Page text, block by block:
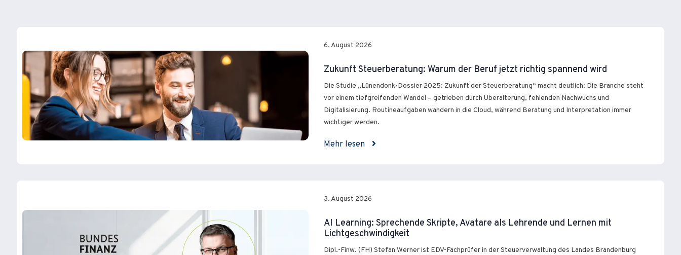
6. August 2026
Zukunft Steuerberatung: Warum der Beruf jetzt richtig spannend wird
Die Studie „Lünendonk-Dossier 2025: Zukunft der Steuerberatung“ macht deutlich: Die Branche steht
vor einem tiefgreifenden Wandel – getrieben durch Überalterung, fehlenden Nachwuchs und
Digitalisierung. Routineaufgaben wandern in die Cloud, während Beratung und Interpretation immer
wichtiger werden.
Mehr lesen
3. August 2026
AI Learning: Sprechende Skripte, Avatare als Lehrende und Lernen mit
Lichtgeschwindigkeit
Dipl.-Finw. (FH) Stefan Werner ist EDV-Fachprüfer in der Steuerverwaltung des Landes Brandenburg